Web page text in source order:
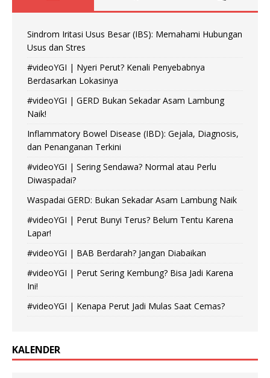
Sindrom Iritasi Usus Besar (IBS): Memahami Hubungan
Usus dan Stres
#videoYGI | Nyeri Perut? Kenali Penyebabnya
Berdasarkan Lokasinya
#videoYGI | GERD Bukan Sekadar Asam Lambung
Naik!
Inflammatory Bowel Disease (IBD): Gejala, Diagnosis,
dan Penanganan Terkini
#videoYGI | Sering Sendawa? Normal atau Perlu
Diwaspadai?
Waspadai GERD: Bukan Sekadar Asam Lambung Naik
#videoYGI | Perut Bunyi Terus? Belum Tentu Karena
Lapar!
#videoYGI | BAB Berdarah? Jangan Diabaikan
#videoYGI | Perut Sering Kembung? Bisa Jadi Karena
Ini!
#videoYGI | Kenapa Perut Jadi Mulas Saat Cemas?
KALENDER